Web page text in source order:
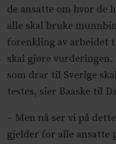
de ansatte om hvor de
alle skal bruke
forenkling av arbeidet
skal gjøre
som drar til Sverige
testes, sier Baaske til
– Men nå ser vi på
gjelder for alle ansatte